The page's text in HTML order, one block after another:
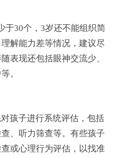
30个，3岁还不能组织简
解能力差等情况，建议尽
表现还包括眼神交流少、
。
孩子进行系统评估，包括
、听力筛查等。有些孩子
或心理行为评估，以找准